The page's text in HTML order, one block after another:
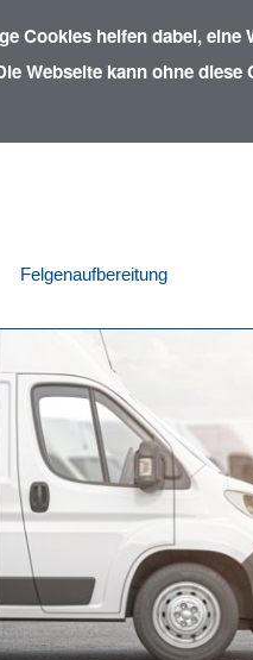
Cookies helfen dabei, eine
Webseite kann ohne
Felgenaufbereitung